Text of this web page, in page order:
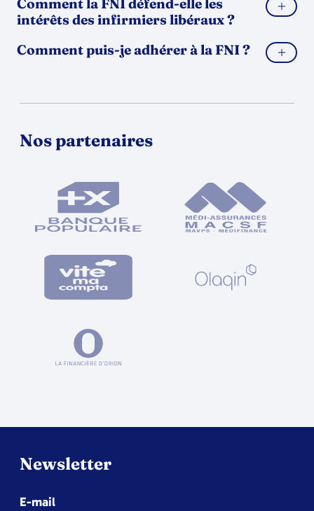
Comment la FNI défend-elle les
intérêts des infirmiers libéraux ?
Comment puis-je adhérer à la FNI ?
Nos partenaires
Newsletter
E-mail